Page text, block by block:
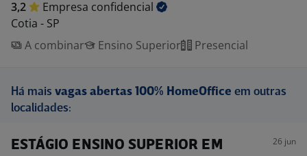
3,2 Empresa confidencial
Cotia - SP
A combinar
Ensino Superior Presencial
Há mais vagas abertas 100% HomeOffice em outras
localidades:
ESTÁGIO ENSINO SUPERIOR EM
26 jun